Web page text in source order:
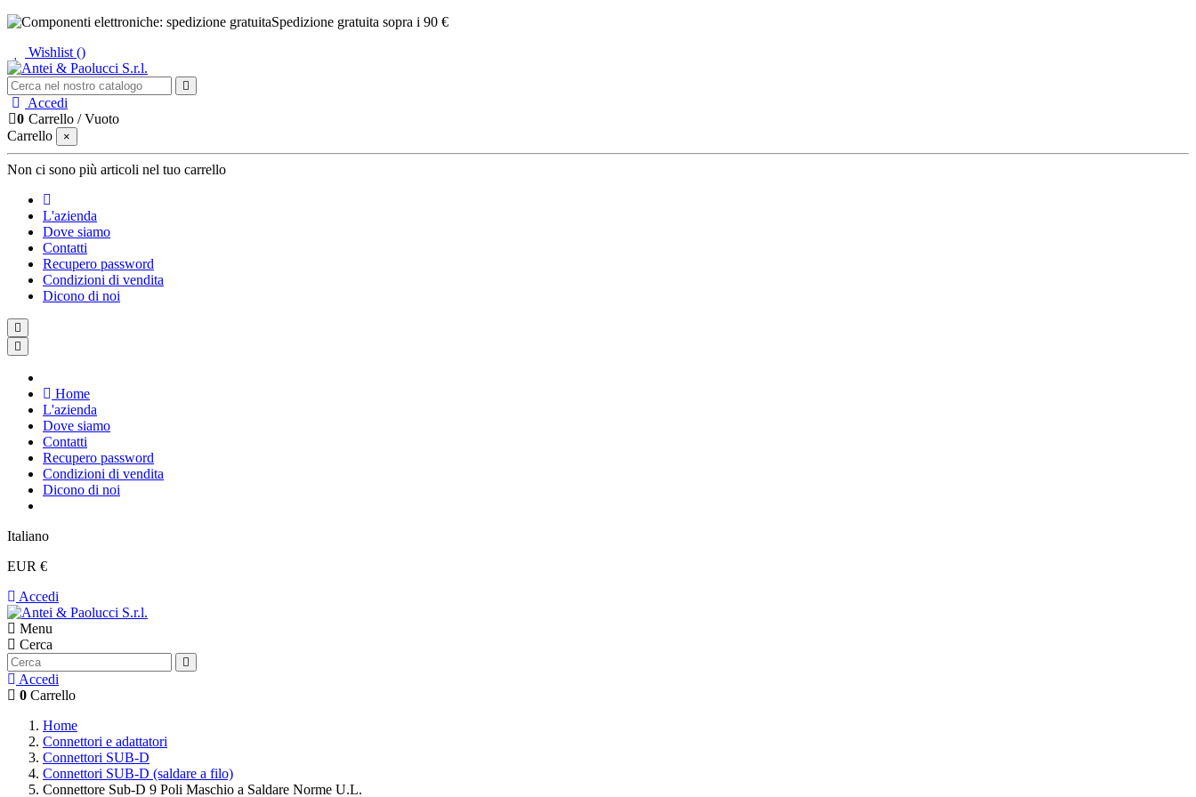
Spedizione gratuita sopra i 90 €
Wishlist ()
Accedi
0 Carrello /Vuoto
Carrello
×
Non ci sono più articoli nel tuo carrello
L'azienda
Dove siamo
Contatti
Recupero password
Condizioni di vendita
Dicono di noi
Home
L'azienda
Dove siamo
Contatti
Recupero password
Condizioni di vendita
Dicono di noi
Italiano
EUR €
Accedi
Menu
Cerca
Accedi
0 Carrello
Home
Connettori e adattatori
Connettori SUB-D
Connettori SUB-D (saldare a filo)
Connettore Sub-D 9 Poli Maschio a Saldare Norme U.L.